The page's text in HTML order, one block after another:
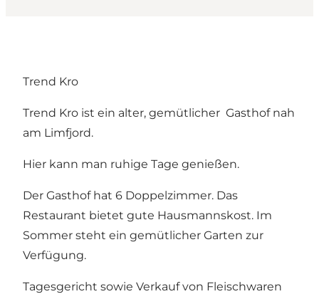
Trend Kro
Trend Kro ist ein alter, gemütlicher Gasthof nah
am Limfjord.
Hier kann man ruhige Tage genießen.
Der Gasthof hat 6 Doppelzimmer. Das
Restaurant bietet gute Hausmannskost. Im
Sommer steht ein gemütlicher Garten zur
Verfügung.
Tagesgericht sowie Verkauf von Fleischwaren